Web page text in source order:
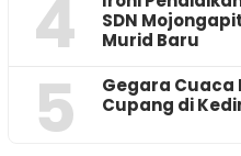
4
SDN
Murid Baru
5
‎Gegara Cuaca
Cupang di